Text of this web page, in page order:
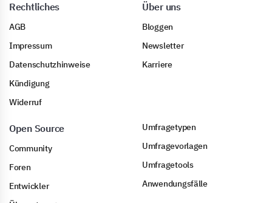
Rechtliches
AGB
Impressum
Datenschutzhinweise
Kündigung
Widerruf
Über uns
Bloggen
Newsletter
Karriere
Open Source
Community
Foren
Entwickler
Umfragetypen
Umfragevorlagen
Umfragetools
Anwendungsfälle